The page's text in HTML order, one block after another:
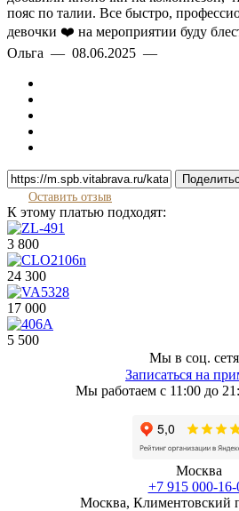
пояс по талии. Все быстро,
девочки ❤️ на мероприятии буду
Ольга — 08.06.2025 —
Оставить отзыв
К этому платью подходят:
3 800
24 300
17 000
5 500
Мы в соц.
Записаться на
Мы работаем с 11:00 до
Москва
+7 915 000-16-
Москва, Климентовский